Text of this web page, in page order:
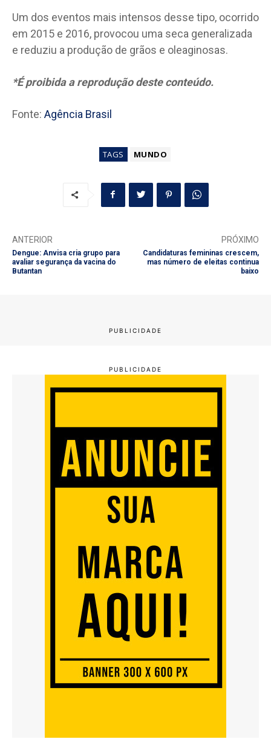
Um dos eventos mais intensos desse tipo, ocorrido
em 2015 e 2016, provocou uma seca generalizada
e reduziu a produção de grãos e oleaginosas.
*É proibida a reprodução deste conteúdo.
Fonte: Agência Brasil
TAGS MUNDO
ANTERIOR
Dengue: Anvisa cria grupo para
avaliar segurança da vacina do
Butantan
PRÓXIMO
Candidaturas femininas crescem,
mas número de eleitas continua
baixo